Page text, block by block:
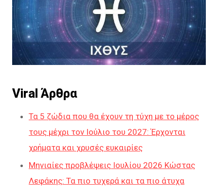
Viral Άρθρα
Τα 5 ζώδια που θα έχουν τη τύχη με το μέρος
τους μέχρι τον Ιούλιο του 2027: Έρχονται
χρήματα και χρυσές ευκαιρίες
Μηνιαίες προβλέψεις Ιουλίου 2026 Κώστας
Λεφάκης: Τα πιο τυχερά και τα πιο άτυχα